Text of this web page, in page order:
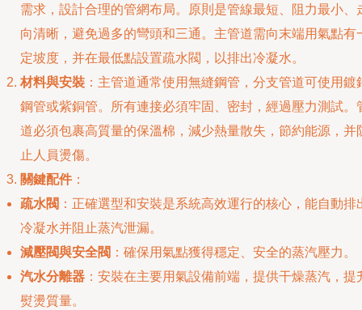
需求，設計合理的管網布局。原則是管線最短、阻力最小、
向清晰，避免過多的彎頭和三通。主管道需向末端用氣點有
定坡度，并在最低點設置疏水閥，以排出冷凝水。
材料與安裝 ：主管道通常使用無縫鋼管，分支管道可使用鍍
鋼管或紫銅管。所有連接必須牢固、密封，經過壓力測試。
道必須包裹高質量的保溫棉，減少熱量散失，節約能源，并
止人員燙傷。
關鍵配件：
疏水閥 ：正確選型和安裝是系統高效運行的核心，能自動排
冷凝水并阻止蒸汽泄漏。
減壓閥與安全閥 ：確保用氣點獲得穩定、安全的蒸汽壓力。
汽水分離器 ：安裝在主要用氣設備前端，提供干燥蒸汽，提
熨燙質量。